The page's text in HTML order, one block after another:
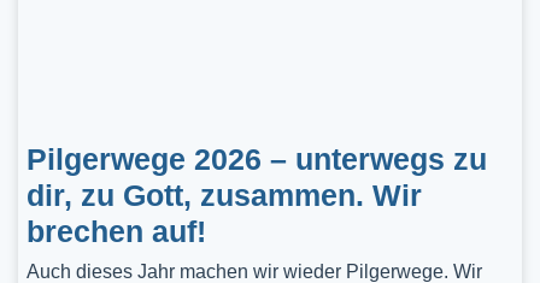
Pilgerwege 2026 – unterwegs zu
dir, zu Gott, zusammen. Wir
brechen auf!
Auch dieses Jahr machen wir wieder Pilgerwege. Wir